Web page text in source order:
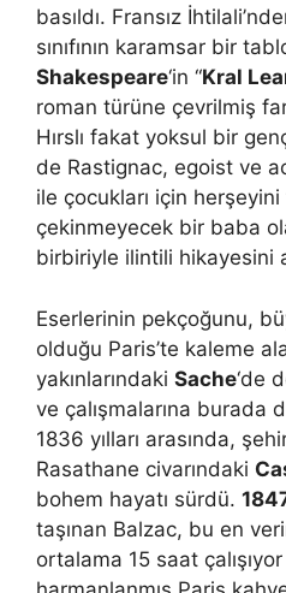
basıldı. Fransız
sınıfının karamsar bir
Shakespeare‘in “Kral
roman türüne çevrilmiş
Hırslı fakat yoksul bir
de Rastignac, egoist ve
ile çocukları için
çekinmeyecek bir baba
birbiriyle ilintili hikayesini
Eserlerinin pekçoğunu,
olduğu Paris’te kaleme
yakınlarındaki Sache‘de
ve çalışmalarına burada
1836 yılları arasında,
Rasathane civarındaki
bohem hayatı sürdü.
taşınan Balzac, bu en
ortalama 15 saat